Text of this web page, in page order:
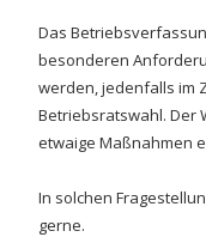
Das
besonderen
werden, jedenfalls im
Betriebsratswahl. Der
etwaige Maßnahmen
In solchen
gerne.